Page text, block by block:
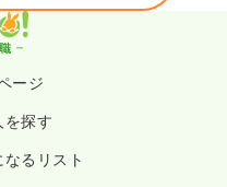
ージ
を探す
なるリスト